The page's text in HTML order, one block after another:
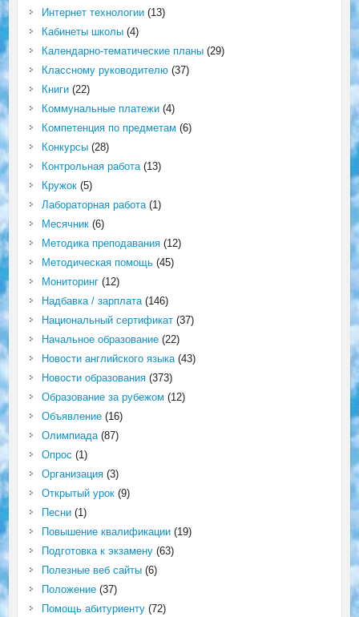
Интернет технологии(13)
Кабинеты школы(4)
Календарно-тематические планы(29)
Классному руководителю(37)
Книги(22)
Коммунальные платежи(4)
Компетенция по предметам (6)
Конкурсы(28)
Контрольная работа(13)
Кружок(5)
Лабораторная работа(1)
Месячник(6)
Методика преподавания(12)
Методическая помощь(45)
Мониторинг(12)
Надбавка / зарплата(146)
Национальный сертификат(37)
Начальное образование(22)
Новости английского языка(43)
Новости образования(373)
Образование за рубежом (12)
Объявление(16)
Олимпиада(87)
Опрос (1)
Организация(3)
Открытый урок(9)
Песни(1)
Повышение квалификации(19)
Подготовка к экзамену(63)
Полезные веб сайты(6)
Положение(37)
Помощь абитуриенту(72)